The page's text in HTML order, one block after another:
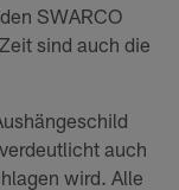
SWARCO
sind auch die
auch
wird. Alle